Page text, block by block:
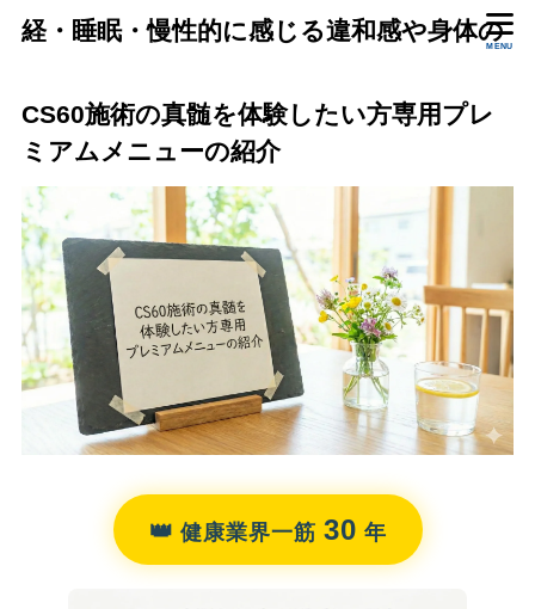
経・睡眠・慢性的に感じる違和感や身体の
MENU
CS60施術の真髄を体験したい方専用プレ
ミアムメニューの紹介
👑 健康業界一筋 30 年